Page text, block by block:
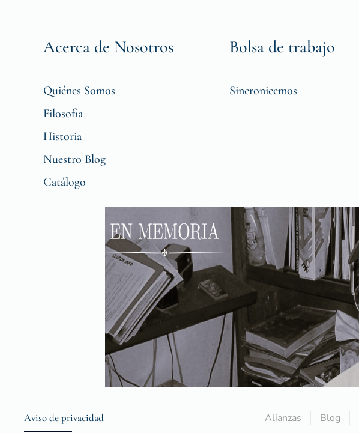
Acerca de Nosotros
Quiénes Somos
Filosofia
Historia
Nuestro Blog
Catálogo
Bolsa de trabajo
Sincronicemos
Aviso de privacidad Alianzas Blog